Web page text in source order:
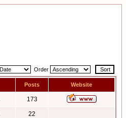
Order
Posts Website
173
22